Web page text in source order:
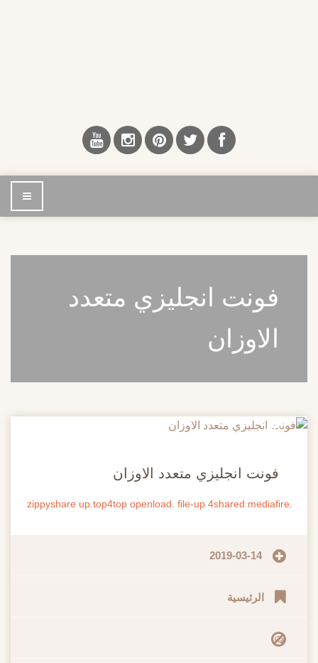
إضغط
للتصفح
فونت انجليزي متعدد
الاوزان
20
فونت انجليزي متعدد الاوزان
up.top4top openload. file-up 4shared mediafire
2019-03-14
الرئيسية